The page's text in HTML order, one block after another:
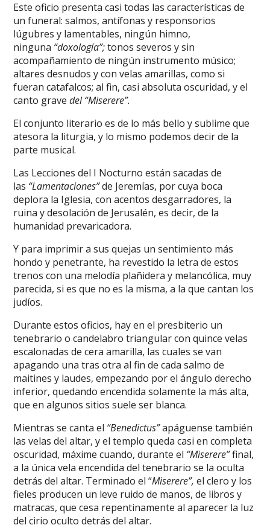
Este oficio presenta casi todas las características de
un funeral: salmos, antífonas y responsorios
lúgubres y lamentables, ningún himno,
ninguna “doxología”;tonos severos y sin
acompañamiento de ningún instrumento músico;
altares desnudos y con velas amarillas, como si
fueran catafalcos; al fin, casi absoluta oscuridad, y el
canto gravedel “Miserere”.
El conjunto literario es de lo más bello y sublime que
atesora la liturgia, y lo mismo podemos decir de la
parte musical.
Las Lecciones del I Nocturno están sacadas de
las “Lamentaciones”de Jeremías, por cuya boca
deplora la Iglesia, con acentos desgarradores, la
ruina y desolación de Jerusalén, es decir, de la
humanidad prevaricadora.
Y para imprimir a sus quejas un sentimiento más
hondo y penetrante, ha revestido la letra de estos
trenos con una melodía plañidera y melancólica, muy
parecida, si es que no es la misma, a la que cantan los
judíos.
Durante estos oficios, hay en el presbiterio un
tenebrario o candelabro triangular con quince velas
escalonadas de cera amarilla, las cuales se van
apagando una tras otra al fin de cada salmo de
maitines y laudes, empezando por el ángulo derecho
inferior, quedando encendida solamente la más alta,
que en algunos sitios suele ser blanca.
Mientras se canta el “Benedictus”apáguense también
las velas del altar, y el templo queda casi en completa
oscuridad, máxime cuando, durante el “Miserere”final,
a la única vela encendida del tenebrario se la oculta
detrás del altar. Terminado el “Miserere”, el clero y los
fieles producen un leve ruido de manos, de libros y
matracas, que cesa repentinamente al aparecer la luz
del cirio oculto detrás del altar.